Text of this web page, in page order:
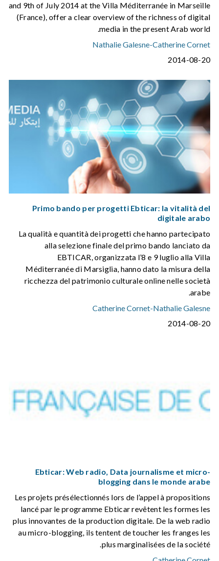
and 9th of July 2014 at the Villa Méditerranée in Marseille
(France), offer a clear overview of the richness of digital
media in the present Arab world.
Catherine Cornet
-
Nathalie Galesne
2014-08-20
Primo bando per progetti Ebticar: la vitalità del
digitale arabo
La qualità e quantità dei progetti che hanno partecipato
alla selezione finale del primo bando lanciato da
EBTICAR, organizzata l’8 e 9 luglio alla Villa
Méditerranée di Marsiglia, hanno dato la misura della
ricchezza del patrimonio culturale online nelle società
arabe.
Nathalie Galesne
-
Catherine Cornet
2014-08-20
Ebticar: Web radio, Data journalisme et micro-
blogging dans le monde arabe
Les projets présélectionnés lors de l’appel à propositions
lancé par le programme Ebticar revêtent les formes les
plus innovantes de la production digitale. De la web radio
au micro-blogging, ils tentent de toucher les franges les
plus marginalisées de la société.